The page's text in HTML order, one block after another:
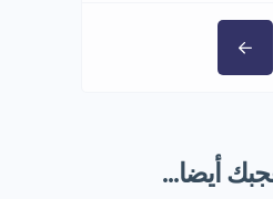
أيضا...